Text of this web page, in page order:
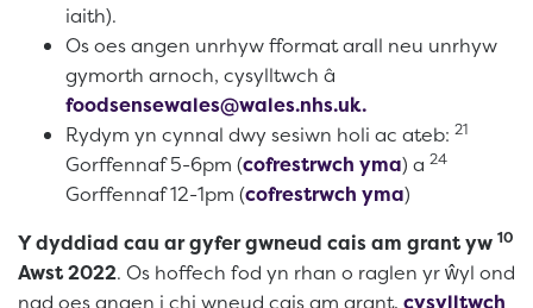
iaith).
Os oes angen unrhyw fformat arall neu unrhyw
gymorth arnoch, cysylltwch â
foodsensewales@wales.nhs.uk.
Rydym yn cynnal dwy sesiwn holi ac ateb: 21
Gorffennaf 5-6pm (cofrestrwch yma) a 24
Gorffennaf 12-1pm (cofrestrwch yma)
Y dyddiad cau ar gyfer gwneud cais am grant yw 10
Awst 2022. Os hoffech fod yn rhan o raglen yr ŵyl ond
nad oes angen i chi wneud cais am grant, cysylltwch